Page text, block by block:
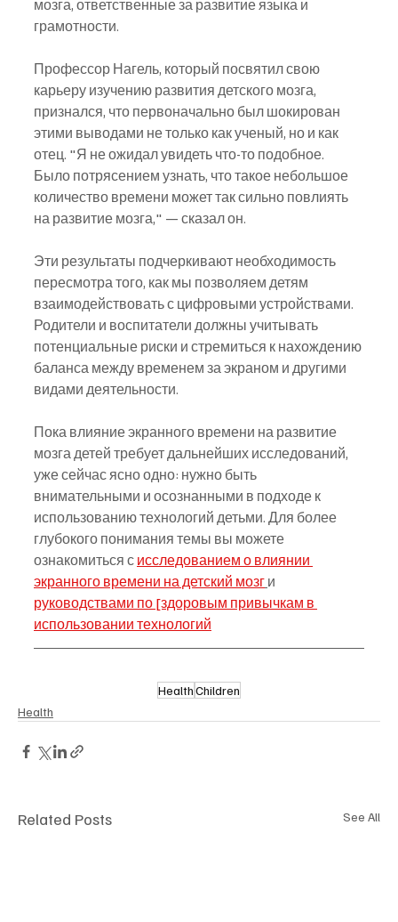
мозга, ответственные за развитие языка и
грамотности.
Профессор Нагель, который посвятил свою
карьеру изучению развития детского мозга,
признался, что первоначально был шокирован
этими выводами не только как ученый, но и как
отец. "Я не ожидал увидеть что-то подобное.
Было потрясением узнать, что такое небольшое
количество времени может так сильно повлиять
на развитие мозга," — сказал он.
Эти результаты подчеркивают необходимость
пересмотра того, как мы позволяем детям
взаимодействовать с цифровыми устройствами.
Родители и воспитатели должны учитывать
потенциальные риски и стремиться к нахождению
баланса между временем за экраном и другими
видами деятельности.
Пока влияние экранного времени на развитие
мозга детей требует дальнейших исследований,
уже сейчас ясно одно: нужно быть
внимательными и осознанными в подходе к
использованию технологий детьми. Для более
глубокого понимания темы вы можете
ознакомиться с исследованием о влиянии
экранного времени на детский мозг и
руководствами по [здоровым привычкам в
использовании технологий
HealthChildren
Health
Related Posts See All